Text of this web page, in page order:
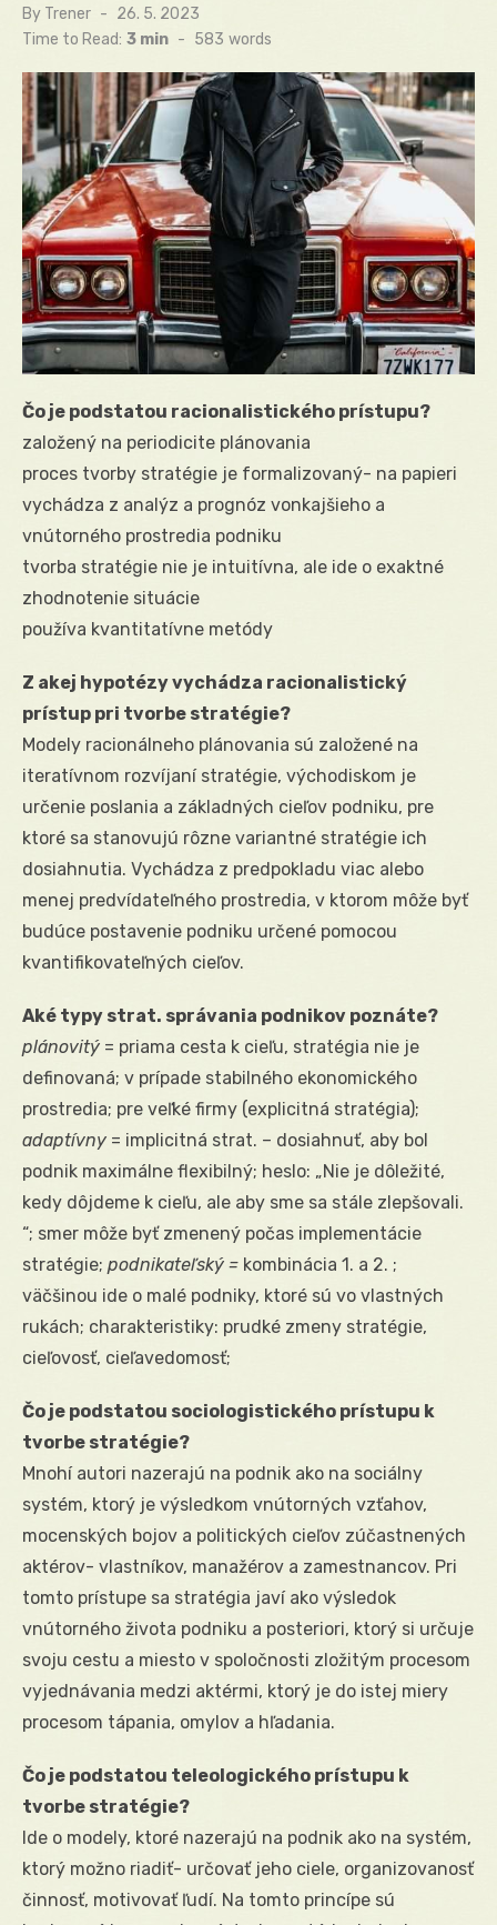
By Trener
Posted
on
26. 5. 2023
Time to Read: 3 min - 583 words
Čo je podstatou racionalistického prístupu?
založený na periodicite plánovania
proces tvorby stratégie je formalizovaný- na papieri
vychádza z analýz a prognóz vonkajšieho a
vnútorného prostredia podniku
tvorba stratégie nie je intuitívna, ale ide o exaktné
zhodnotenie situácie
používa kvantitatívne metódy
Z akej hypotézy vychádza racionalistický
prístup pri tvorbe stratégie?
Modely racionálneho plánovania sú založené na
iteratívnom rozvíjaní stratégie, východiskom je
určenie poslania a základných cieľov podniku, pre
ktoré sa stanovujú rôzne variantné stratégie ich
dosiahnutia. Vychádza z predpokladu viac alebo
menej predvídateľného prostredia, v ktorom môže byť
budúce postavenie podniku určené pomocou
kvantifikovateľných cieľov.
Aké typy strat. správania podnikov poznáte?
plánovitý = priama cesta k cieľu, stratégia nie je
definovaná; v prípade stabilného ekonomického
prostredia; pre veľké firmy (explicitná stratégia);
adaptívny = implicitná strat. – dosiahnuť, aby bol
podnik maximálne flexibilný; heslo: „Nie je dôležité,
kedy dôjdeme k cieľu, ale aby sme sa stále zlepšovali.
“; smer môže byť zmenený počas implementácie
stratégie; podnikateľský = kombinácia 1. a 2. ;
väčšinou ide o malé podniky, ktoré sú vo vlastných
rukách; charakteristiky: prudké zmeny stratégie,
cieľovosť, cieľavedomosť;
Čo je podstatou sociologistického prístupu k
tvorbe stratégie?
Mnohí autori nazerajú na podnik ako na sociálny
systém, ktorý je výsledkom vnútorných vzťahov,
mocenských bojov a politických cieľov zúčastnených
aktérov- vlastníkov, manažérov a zamestnancov. Pri
tomto prístupe sa stratégia javí ako výsledok
vnútorného života podniku a posteriori, ktorý si určuje
svoju cestu a miesto v spoločnosti zložitým procesom
vyjednávania medzi aktérmi, ktorý je do istej miery
procesom tápania, omylov a hľadania.
Čo je podstatou teleologického prístupu k
tvorbe stratégie?
Ide o modely, ktoré nazerajú na podnik ako na systém,
ktorý možno riadiť- určovať jeho ciele, organizovanosť
činnosť, motivovať ľudí. Na tomto princípe sú